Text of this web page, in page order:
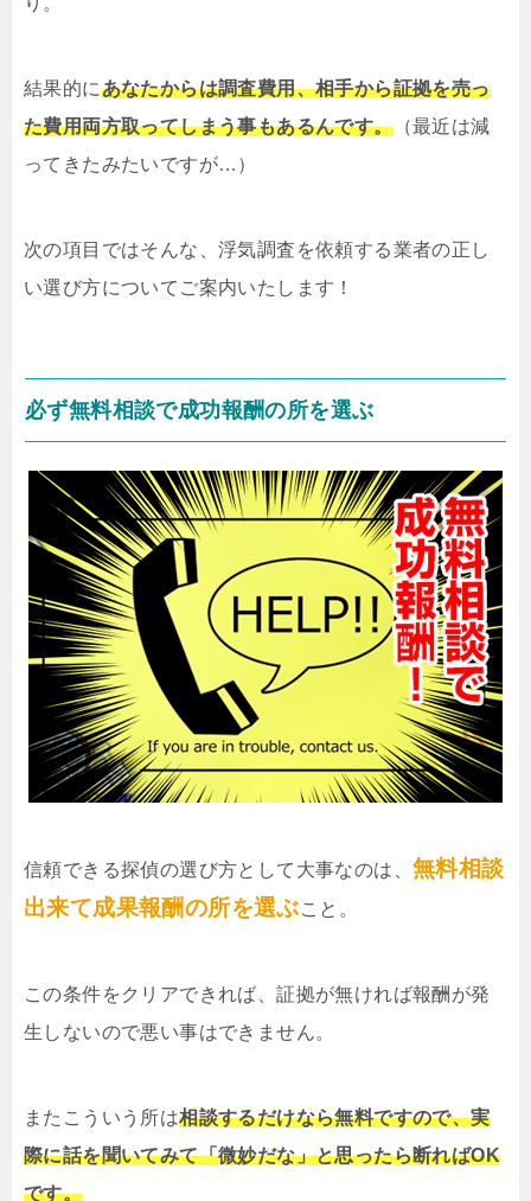
結果的にあなたからは調査費用、相手から証拠を売っ
た費用両方取ってしまう事もあるんです。（最近は減
ってきたみたいですが…）
次の項目ではそんな、浮気調査を依頼する業者の正し
い選び方についてご案内いたします！
必ず無料相談で成功報酬の所を選ぶ
信頼できる探偵の選び方として大事なのは、 無料相談
出来て成果報酬の所を選ぶこと。
この条件をクリアできれば、証拠が無ければ報酬が発
生しないので悪い事はできません。
またこういう所は相談するだけなら無料ですので、実
際に話を聞いてみて「微妙だな」と思ったら断ればOK
です。